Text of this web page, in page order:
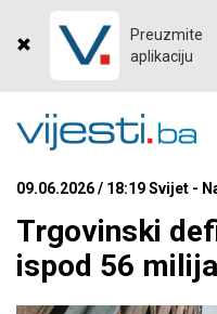
Preuzmite
aplikaciju
09.06.2026 / 18:19 Svijet -
Trgovinski
ispod 56